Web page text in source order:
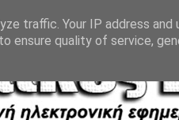
traffic. Your IP address and
ensure quality of service,